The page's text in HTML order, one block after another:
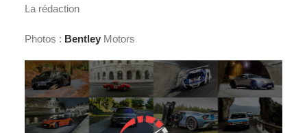
La rédaction
Photos : Bentley Motors